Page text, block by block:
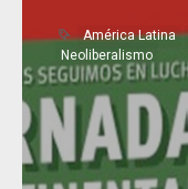
América Latina
Neoliberalismo